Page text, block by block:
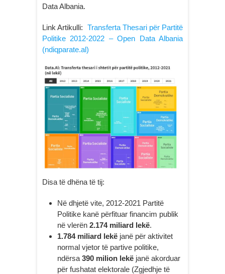
Data Albania.
Link Artikulli: Transferta Thesari për Partitë
Politike 2012-2022 – Open Data Albania
(ndiqparate.al)
Disa të dhëna të tij:
Në dhjetë vite, 2012-2021 Partitë
Politike kanë përfituar financim publik
në vlerën 2.174 miliard lekë.
1.784 miliard lekë janë për aktivitet
normal vjetor të partive politike,
ndërsa 390 milion lekë janë akorduar
për fushatat elektorale (Zgjedhje të